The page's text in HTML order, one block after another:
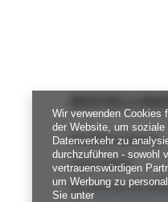
Bestellungsstatus
Track-Paket
Ich möchte die
Wir verwenden Cookies
der Website, um
Datenverkehr zu
durchzuführen - sowohl
vertrauenswürdigen
um Werbung zu
Sie unter